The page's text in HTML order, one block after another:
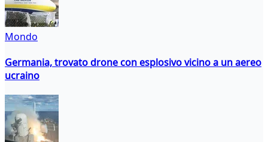
Mondo
Germania, trovato drone con esplosivo vicino a un aereo
ucraino